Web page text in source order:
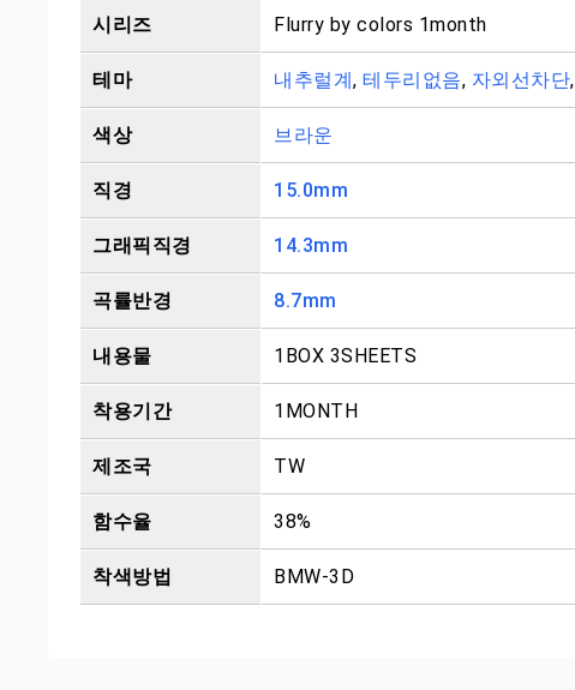
시리즈 Flurry by colors 1month
테마 내추럴계, 테두리없음, 자외선차단,
색상 브라운
직경 15.0mm
그래픽직경 14.3mm
곡률반경 8.7mm
내용물 1BOX 3SHEETS
착용기간 1MONTH
제조국 TW
함수율 38%
착색방법 BMW-3D